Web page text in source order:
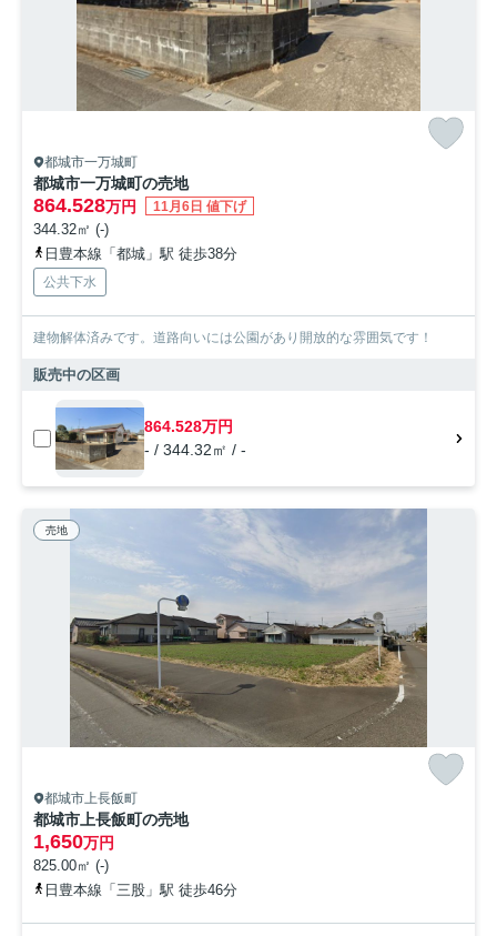
都城市一万城町
都城市一万城町の売地
864.528万円 11月6日 値下げ
344.32㎡ (-)
日豊本線「都城」駅 徒歩38分
公共下水
建物解体済みです。道路向いには公園があり開放的な雰囲気です！
販売中の区画
864.528万円
- / 344.32㎡ / -
売地
都城市上長飯町
都城市上長飯町の売地
1,650万円
825.00㎡ (-)
日豊本線「三股」駅 徒歩46分